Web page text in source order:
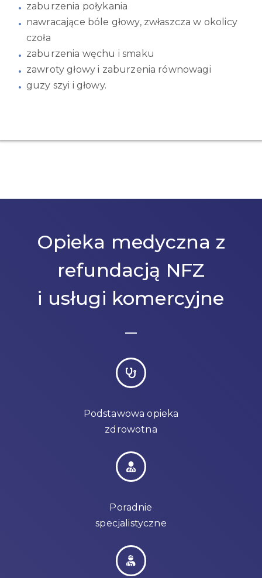
zaburzenia połykania
nawracające bóle głowy, zwłaszcza w okolicy
czoła
zaburzenia węchu i smaku
zawroty głowy i zaburzenia równowagi
guzy szyi i głowy.
Opieka medyczna z
refundacją NFZ
i usługi komercyjne
Podstawowa opieka
zdrowotna
Poradnie
specjalistyczne